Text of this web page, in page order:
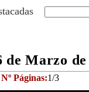
de Marzo
Nº Páginas:1/3